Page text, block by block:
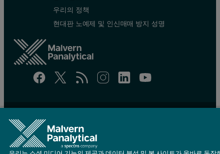
우리의 정책
현대판 노예제 및 인신매매 방지 성명
Site map
Cookie settings
© Copyright 2026 - Malvern Panalytical Ltd is a